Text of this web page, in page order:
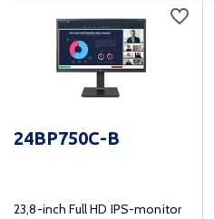
24BP750C-B
23,8-inch Full HD IPS-monitor